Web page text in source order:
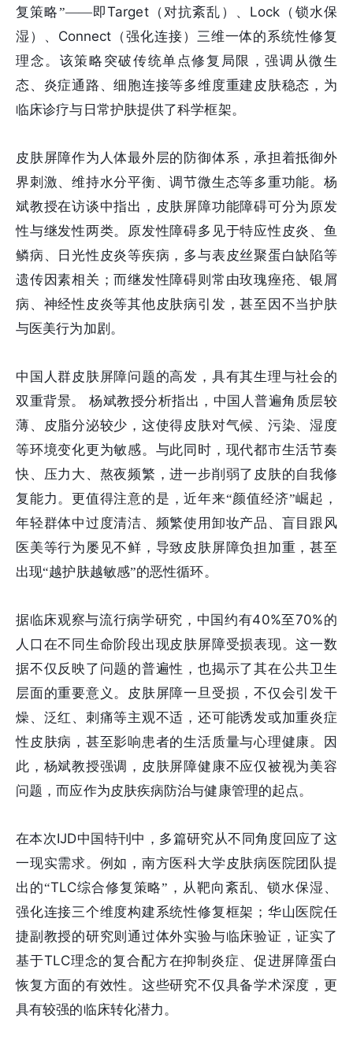
复策略”——即Target（对抗紊乱）、 Lock （锁水保
湿）、 Connect （强化连接）三维一体的系统性修复
理念。该策略突破传统单点修复局限，强调从微生
态、炎症通路、细胞连接等多维度重建皮肤稳态，为
临床诊疗与日常护肤提供了科学框架。
皮肤屏障作为人体最外层的防御体系，承担着抵御外
界刺激、维持水分平衡、调节微生态等多重功能。杨
斌教授在访谈中指出，皮肤屏障功能障碍可分为原发
性与继发性两类。原发性障碍多见于特应性皮炎、鱼
鳞病、日光性皮炎等疾病，多与表皮丝聚蛋白缺陷等
遗传因素相关；而继发性障碍则常由玫瑰痤疮、银屑
病、神经性皮炎等其他皮肤病引发，甚至因不当护肤
与医美行为加剧。
中国人群皮肤屏障问题的高发，具有其生理与社会的
双重背景。
杨斌教授分析指出，中国人普遍角质层较
薄、皮脂分泌较少，这使得皮肤对气候、污染、湿度
等环境变化更为敏感。与此同时，现代都市生活节奏
快、压力大、熬夜频繁，进一步削弱了皮肤的自我修
复能力。更值得注意的是，近年来“颜值经济”崛起，
年轻群体中过度清洁、频繁使用卸妆产品、盲目跟风
医美等行为屡见不鲜，导致皮肤屏障负担加重，甚至
出现“越护肤越敏感”的恶性循环。
据临床观察与流行病学研究，中国约有40%至70%的
人口在不同生命阶段出现皮肤屏障受损表现。这一数
据不仅反映了问题的普遍性，也揭示了其在公共卫生
层面的重要意义。皮肤屏障一旦受损，不仅会引发干
燥、泛红、刺痛等主观不适，还可能诱发或加重炎症
性皮肤病，甚至影响患者的生活质量与心理健康。因
此，杨斌教授强调，皮肤屏障健康不应仅被视为美容
问题，而应作为皮肤疾病防治与健康管理的起点。
在本次IJD中国特刊中，多篇研究从不同角度回应了这
一现实需求。例如，南方医科大学皮肤病医院团队提
出的“TLC综合修复策略”，从靶向紊乱、锁水保湿、
强化连接三个维度构建系统性修复框架；华山医院任
捷副教授的研究则通过体外实验与临床验证，证实了
基于TLC理念的复合配方在抑制炎症、促进屏障蛋白
恢复方面的有效性。这些研究不仅具备学术深度，更
具有较强的临床转化潜力。